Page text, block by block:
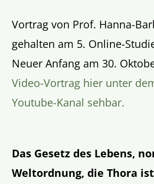
Vortrag von Prof. Hanna-
gehalten am 5. Online-
Neuer Anfang am 30.
Video-Vortrag hier unter
Youtube-Kanal sehbar.
Das Gesetz des Lebens,
Weltordnung, die Thora